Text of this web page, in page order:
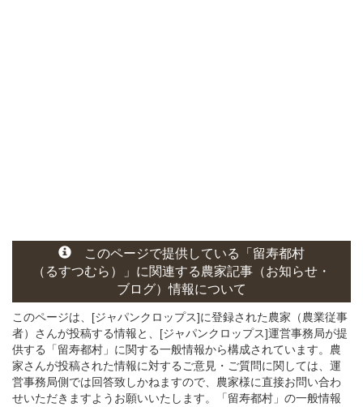
このページで提供している
「留寿都村
（るすつむら）」 に関連する農家記事（お知らせ・
ブログ）情報について
このページは、[ジャパンクロップス]に登録された農家（農業従事
者）さんが投稿する情報と、[ジャパンクロップス]運営事務局が提
供する「留寿都村」に関する一般情報から構成されています。農
家さんが投稿された情報に対するご意見・ご質問に関しては、運
営事務局側では回答致しかねますので、農家様に直接お問い合わ
せいただきますようお願いいたします。「留寿都村」の一般情報